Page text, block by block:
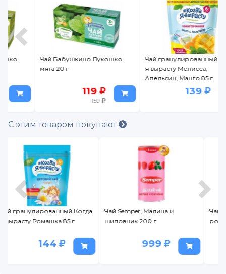
Чай Бабушкино Лукошко
мята 20 г
Чай гранулированный Когда
я вырасту Мелисса,
Апельсин, Манго 85 г
С этим товаром покупают
Чай Semper, Малина и
шиповник 200 г
999
Чай Бабушкино Лукошко
ромашка 20 г
119
159